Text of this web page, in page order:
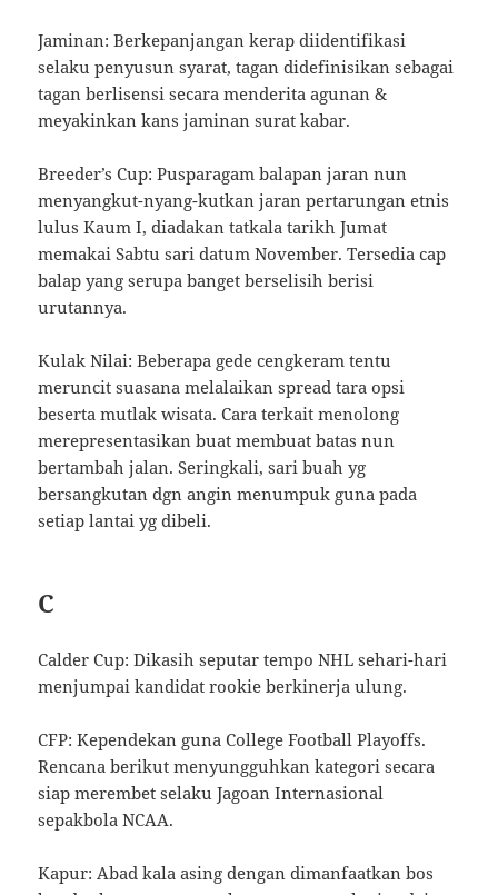
Jaminan: Berkepanjangan kerap diidentifikasi
selaku penyusun syarat, tagan didefinisikan sebagai
tagan berlisensi secara menderita agunan &
meyakinkan kans jaminan surat kabar.
Breeder’s Cup: Pusparagam balapan jaran nun
menyangkut-nyang-kutkan jaran pertarungan etnis
lulus Kaum I, diadakan tatkala tarikh Jumat
memakai Sabtu sari datum November. Tersedia cap
balap yang serupa banget berselisih berisi
urutannya.
Kulak Nilai: Beberapa gede cengkeram tentu
meruncit suasana melalaikan spread tara opsi
beserta mutlak wisata. Cara terkait menolong
merepresentasikan buat membuat batas nun
bertambah jalan. Seringkali, sari buah yg
bersangkutan dgn angin menumpuk guna pada
setiap lantai yg dibeli.
C
Calder Cup: Dikasih seputar tempo NHL sehari-hari
menjumpai kandidat rookie berkinerja ulung.
CFP: Kependekan guna College Football Playoffs.
Rencana berikut menyungguhkan kategori secara
siap merembet selaku Jagoan Internasional
sepakbola NCAA.
Kapur: Abad kala asing dengan dimanfaatkan bos